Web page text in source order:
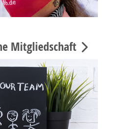
Mitgliedschaft